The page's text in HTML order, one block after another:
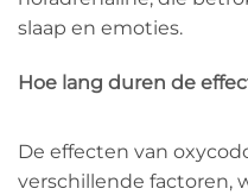
slaap en emoties.
Hoe lang duren de
De effecten van
verschillende factoren,